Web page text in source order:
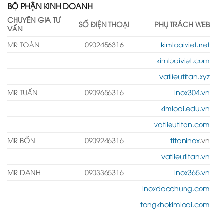
BỘ PHẬN KINH DOANH
CHUYÊN GIA TƯ
VẤN
SỐ ĐIỆN THOẠI PHỤ TRÁCH WEB
MR TOÀN 0902456316
kimloaiviet.net
kimloaiviet.com
vatlieutitan.xyz
MR TUẤN
0909656316
inox304.vn
kimloai.edu.vn
vatlieutitan.com
MR BỐN
0909246316 titaninox.vn
vatlieutitan.vn
MR DANH
0903365316
inox365.vn
inoxdacchung.com
tongkhokimloai.com